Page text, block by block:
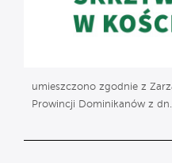
umieszczono zgodnie z
Prowincji Dominikanów z dn.